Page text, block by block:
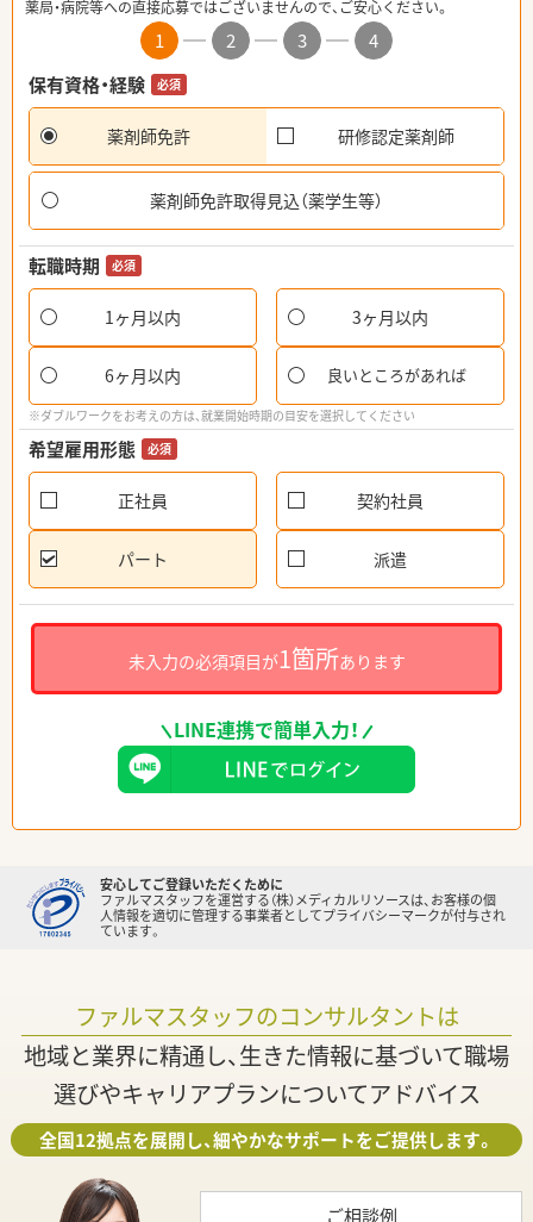
薬局・病院等への直接応募ではございませんので、ご安心ください。
1 2 3
4
保有資格・経験
必須
薬剤師免許 研修認定薬剤師
薬剤師免許取得見込（薬学生等）
転職時期 必須
1ヶ月以内 3ヶ月以内
6ヶ月以内 良いところがあれば
※ダブルワークをお考えの方は、就業開始時期の目安を選択してください
希望雇用形態 必須
正社員 契約社員
パート 派遣
未入力の必須項目が1箇所あります
LINE連携で簡単入力！
安心してご登録いただくために
ファルマスタッフを運営する（株）メディカルリソースは、お客様の個
人情報を適切に管理する事業者としてプライバシーマークが付与され
ています。
ファルマスタッフのコンサルタントは
地域と業界に精通し、生きた情報に基づいて職場
選びやキャリアプランについてアドバイス
全国12拠点を展開し、細やかなサポートをご提供します。
ご相談例